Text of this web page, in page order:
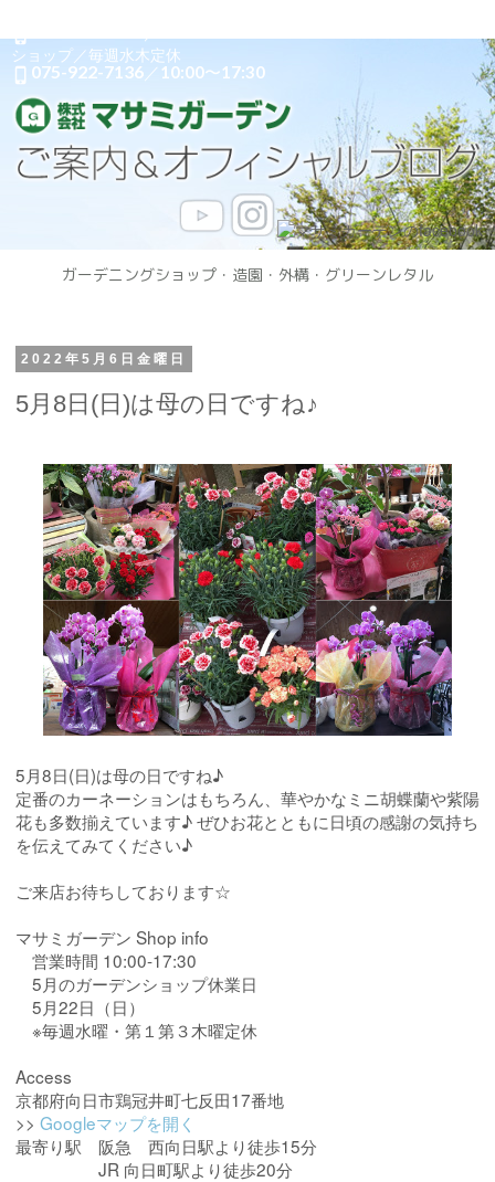

ショップ／ 毎週水木定休
 075-922-7136 ／10:00〜17:30
ガーデニングショップ・造園・外構・グリーンレタル
2022年5月6日金曜日
5月8日(日)は母の日ですね♪
5月8日(日)は母の日ですね♪
定番のカーネーションはもちろん、華やかなミニ胡蝶蘭や紫陽
花も多数揃えています♪ ぜひお花とともに日頃の感謝の気持ち
を伝えてみてください♪
ご来店お待ちしております☆
マサミガーデン Shop info
営業時間 10:00-17:30
5月のガーデンショップ休業日
5月22日（日）
※毎週水曜・第１第３木曜定休
Access
京都府向日市鶏冠井町七反田17番地
>> Googleマップを開く
最寄り駅 阪急 西向日駅より徒歩15分
JR 向日町駅より徒歩20分